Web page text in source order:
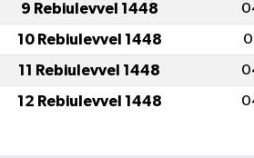
9 Rebiulevvel 1448
10 Rebiulevvel 1448
11 Rebiulevvel 1448
12 Rebiulevvel 1448